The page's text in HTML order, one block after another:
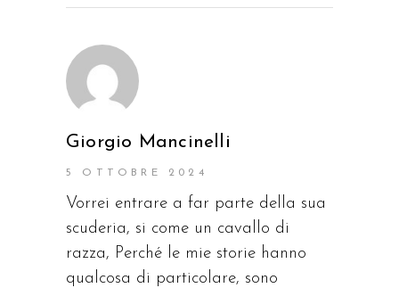
Giorgio Mancinelli
5 OTTOBRE 2024
Vorrei entrare a far parte della sua
scuderia, si come un cavallo di
razza, Perché le mie storie hanno
qualcosa di particolare, sono